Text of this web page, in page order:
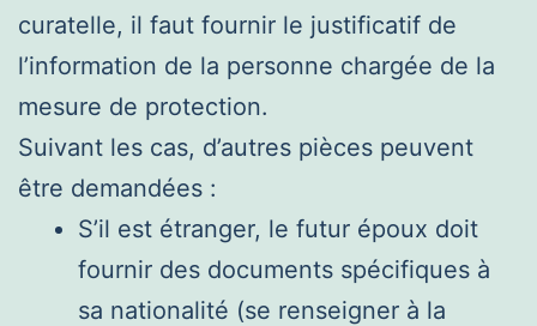
curatelle, il faut fournir le justificatif de
l’information de la personne chargée de la
mesure de protection.
Suivant les cas, d’autres pièces peuvent
être demandées :
S’il est étranger, le futur époux doit
fournir des documents spécifiques à
sa nationalité (se renseigner à la